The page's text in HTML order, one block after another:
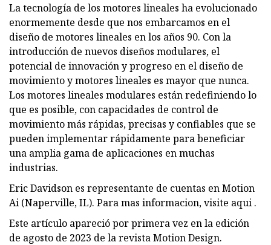
La tecnología de los motores lineales ha evolucionado
enormemente desde que nos embarcamos en el
diseño de motores lineales en los años 90. Con la
introducción de nuevos diseños modulares, el
potencial de innovación y progreso en el diseño de
movimiento y motores lineales es mayor que nunca.
Los motores lineales modulares están redefiniendo lo
que es posible, con capacidades de control de
movimiento más rápidas, precisas y confiables que se
pueden implementar rápidamente para beneficiar
una amplia gama de aplicaciones en muchas
industrias.
Eric Davidson es representante de cuentas en Motion
Ai (Naperville, IL). Para mas informacion, visite aqui .
Este artículo apareció por primera vez en la edición
de agosto de 2023 de la revista Motion Design.